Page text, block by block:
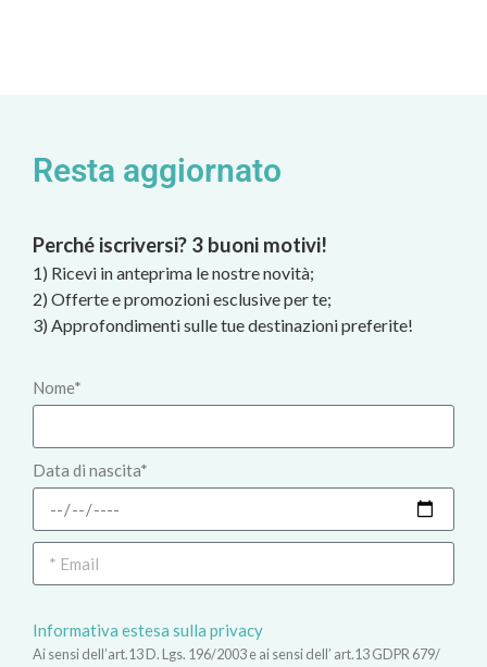
Resta aggiornato
Perché iscriversi? 3 buoni motivi!
1) Ricevi in anteprima le nostre novità;
2) Offerte e promozioni esclusive per te;
3) Approfondimenti sulle tue destinazioni preferite!
Nome*
Data di nascita*
Informativa estesa sulla privacy
Ai sensi dell’art.13 D. Lgs. 196/2003 e ai sensi dell’ art.13 GDPR 679/